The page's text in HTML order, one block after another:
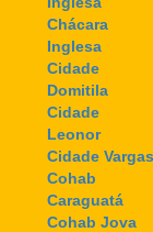
Chácara
Inglesa
Cidade
Domitila
Cidade
Leonor
Cidade Vargas
Cohab
Caraguatá
Cohab Jova